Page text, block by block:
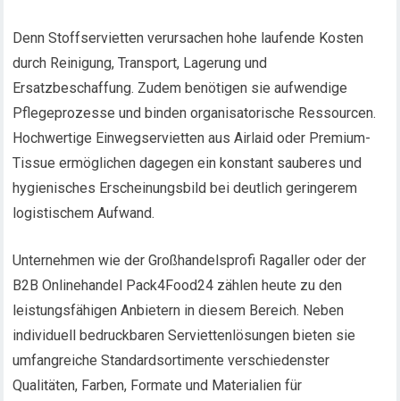
Denn Stoffservietten verursachen hohe laufende Kosten
durch Reinigung, Transport, Lagerung und
Ersatzbeschaffung. Zudem benötigen sie aufwendige
Pflegeprozesse und binden organisatorische Ressourcen.
Hochwertige Einwegservietten aus Airlaid oder Premium-
Tissue ermöglichen dagegen ein konstant sauberes und
hygienisches Erscheinungsbild bei deutlich geringerem
logistischem Aufwand.
Unternehmen wie der Großhandelsprofi Ragaller oder der
B2B Onlinehandel Pack4Food24 zählen heute zu den
leistungsfähigen Anbietern in diesem Bereich. Neben
individuell bedruckbaren Serviettenlösungen bieten sie
umfangreiche Standardsortimente verschiedenster
Qualitäten, Farben, Formate und Materialien für